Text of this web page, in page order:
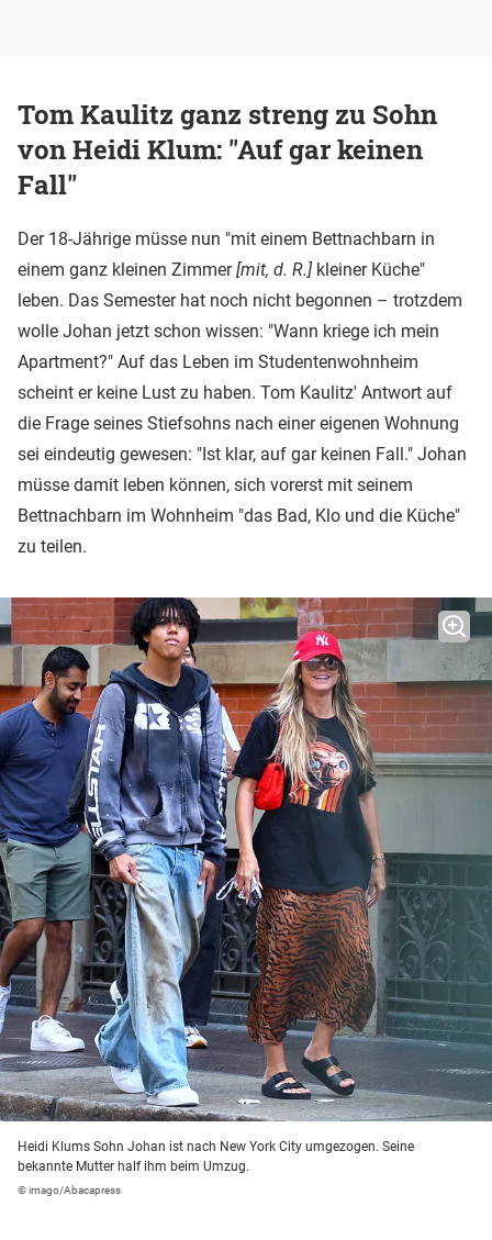
Tom Kaulitz ganz streng zu Sohn
von Heidi Klum: "Auf gar keinen
Fall"
Der 18-Jährige müsse nun "mit einem Bettnachbarn in
einem ganz kleinen Zimmer[mit, d. R.] kleiner Küche"
leben. Das Semester hat noch nicht begonnen – trotzdem
wolle Johan jetzt schon wissen: "Wann kriege ich mein
Apartment?" Auf das Leben im Studentenwohnheim
scheint er keine Lust zu haben. Tom Kaulitz' Antwort auf
die Frage seines Stiefsohns nach einer eigenen Wohnung
sei eindeutig gewesen: "Ist klar, auf gar keinen Fall." Johan
müsse damit leben können, sich vorerst mit seinem
Bettnachbarn im Wohnheim "das Bad, Klo und die Küche"
zu teilen.
Heidi Klums Sohn Johan ist nach New York City umgezogen. Seine
bekannte Mutter half ihm beim Umzug.
© imago/Abacapress